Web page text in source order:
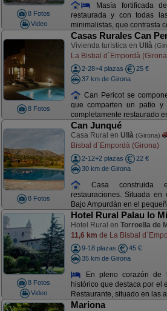
8 Fotos
Video
Masía fortificada
restaurada y con todas
minimalistas, que contrasta
8 Fotos
Casas Rurales Can
Vivienda turística en Ullà
La Bisbal d´Empordà
2-28+4 plazas
25 €
37 km de Girona
Can Pericot se
que comparten un patio
completamente restaurado
8 Fotos
Can Junqué
Casa Rural en Ullà (Girona)
Bisbal d´Empordà (Girona)
2-12+2 plazas
22 €
30 km de Girona
Casa construida
restauraciones. Situada
Bajo Ampurdàn en el
8 Fotos
Video
Hotel Rural Palau lo
Hotel Rural en Torroella de
11,6 km de La Bisbal
9-18 plazas
45 €
35 km de Girona
En pleno corazón de
histórico que destaca por el
Restaurante, situado en las
Mariona